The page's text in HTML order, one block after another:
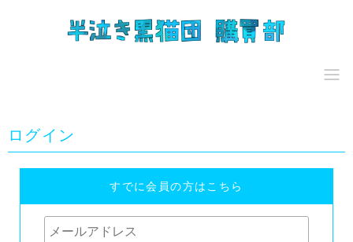
ログイン
すでに会員の方はこちら